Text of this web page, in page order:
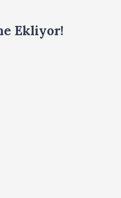
Ekliyor!